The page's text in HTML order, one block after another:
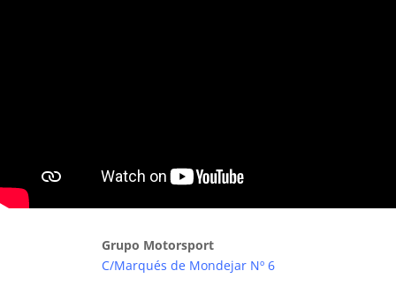
Grupo Motorsport
C/Marqués de Mondejar Nº 6